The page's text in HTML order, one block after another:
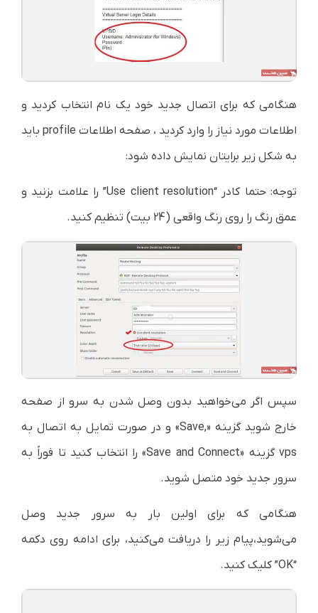
هنگامی که برای اتصال جدید خود یک نام انتخاب کردید و
اطلاعات مورد نیاز را وارد کردید ، صفحه اطلاعات profile باید
به شکل زیر برایتان نمایش داده شود:
توجه: حتما کادر “Use client resolution” را علامت بزنید و
عمق رنگ را روی رنگ واقعی (24 بیت) تنظیم کنید.
سپس اگر می‌خواهید بدون وصل شدن به سرو از صفحه
خارج شوید گزینه «,Save» و در صورت تمایل به اتصال به
vps گزینه «Save and Connect» را انتخاب کنید تا فوراً به
سرور جدید خود متصل شوید.
هنگامی که برای اولین بار به سرور جدید وصل
می‌شوید،‌پیام زیر را دریافت می‌کنید، برای ادامه روی دکمه
“OK” کلیک کنید.